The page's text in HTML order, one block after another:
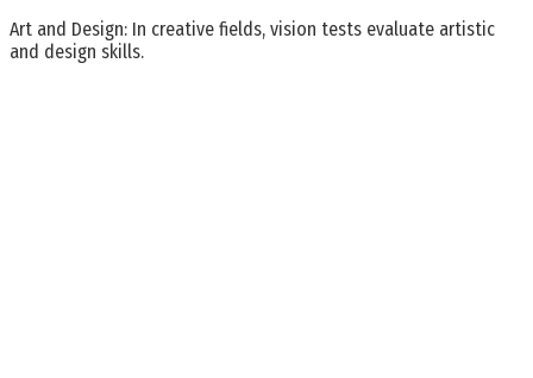
Art and Design: In creative fields, vision tests evaluate artistic
and design skills.